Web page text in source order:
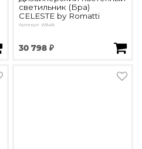
светильник (Бра)
CELESTE by Romatti
Артикул: W848
30 798 ₽